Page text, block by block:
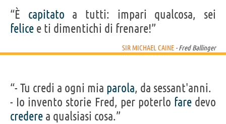
“È capitato a tutti: impari qualcosa, sei
felice e ti dimentichi di frenare!”
SIR MICHAEL CAINE - Fred Ballinger
“- Tu credi a ogni mia parola, da sessant'anni.
- Io invento storie Fred, per poterlo faredevo
credere a qualsiasi cosa.”